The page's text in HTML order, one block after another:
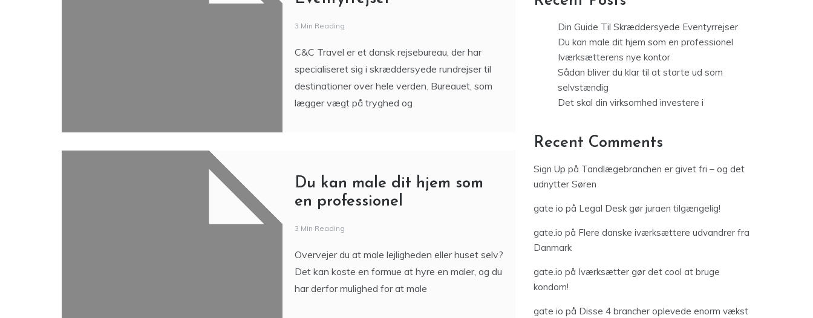
3 Min Reading
C&C Travel er et dansk rejsebureau, der har
specialiseret sig i skræddersyede rundrejser til
destinationer over hele verden. Bureauet, som
lægger vægt på tryghed og
Du kan male dit hjem som
en professionel
3 Min Reading
Overvejer du at male lejligheden eller huset selv?
Det kan koste en formue at hyre en maler, og du
har derfor mulighed for at male
Din Guide Til Skræddersyede Eventyrrejser
Du kan male dit hjem som en professionel
Iværksætterens nye kontor
Sådan bliver du klar til at starte ud som
selvstændig
Det skal din virksomhed investere i
Recent Comments
Sign Up på Tandlægebranchen er givet fri – og det
udnytter Søren
gate io på Legal Desk gør juraen tilgængelig!
gate.io på Flere danske iværksættere udvandrer fra
Danmark
gate.io på Iværksætter gør det cool at bruge
kondom!
gate io på Disse 4 brancher oplevede enorm vækst